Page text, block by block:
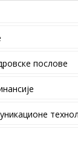
пoслoвe